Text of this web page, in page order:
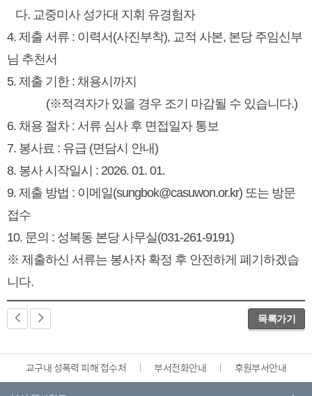
다. 교중미사 성가대 지휘 유경험자
4. 제출 서류 : 이력서(사진부착), 교적 사본, 본당 주임신부
님 추천서
5. 제출 기한 : 채용시까지
(※적격자가 있을 경우 조기 마감될 수 있습니다.)
6. 채용 절차 : 서류 심사 후 면접일자 통보
7. 봉사료 : 유급 (면담시 안내)
8. 봉사 시작일시 : 2026. 01. 01.
9. 제출 방법 : 이메일(sungbok@casuwon.or.kr) 또는 방문
접수
10. 문의 : 성복동 본당 사무실(031-261-9191)
※ 제출하신 서류는 봉사자 확정 후 안전하게 폐기하겠습
니다.
목록가기
교구내 성폭력 피해 접수처 부서전화안내 후원부서안내